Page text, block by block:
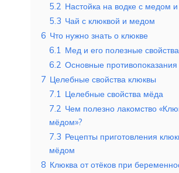
5.2 Настойка на водке с медом
5.3 Чай с клюквой и медом
6 Что нужно знать о клюкве
6.1 Мед и его полезные свойства
6.2 Основные противопоказания
7 Целебные свойства клюквы
7.1 Целебные свойства мёда
7.2 Чем полезно лакомство
мёдом»?
7.3 Рецепты приготовления
мёдом
8 Клюква от отёков при